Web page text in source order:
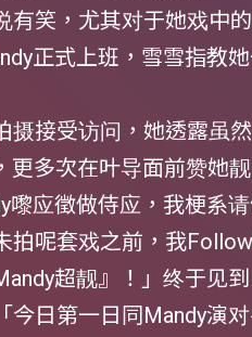
有笑，尤其对于她戏中
正式上班，雪雪指教
摄接受访问，她透露虽
更多次在叶导面前赞她
嚟应徵做侍应，我梗系
拍呢套戏之前，我
超靓』！」终于见
今日第一日同Mandy演